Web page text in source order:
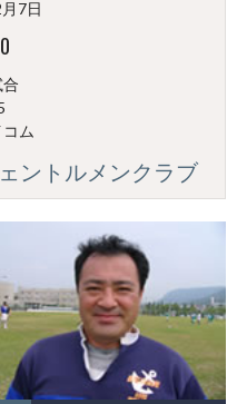
7日
0
ム
ェントルメンクラブ